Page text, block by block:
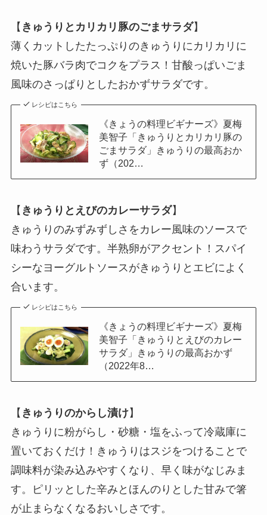
【 きゅうりとカリカリ豚のごまサラダ】
薄くカットしたたっぷりのきゅうりにカリカリに
焼いた豚バラ肉でコクをプラス！甘酸っぱいごま
風味のさっぱりとしたおかずサラダです。
レシピはこちら
《きょうの料理ビギナーズ》夏梅
美智子「きゅうりとカリカリ豚の
ごまサラダ」きゅうりの最高おか
ず（202…
【 きゅうりとえびのカレーサラダ】
きゅうりのみずみずしさをカレー風味のソースで
味わうサラダです。半熟卵がアクセント！スパイ
シーなヨーグルトソースがきゅうりとエビによく
合います。
レシピはこちら
《きょうの料理ビギナーズ》夏梅
美智子「きゅうりとえびのカレー
サラダ」きゅうりの最高おかず
（2022年8…
【 きゅうりのからし漬け】
きゅうりに粉がらし・砂糖・塩をふって冷蔵庫に
置いておくだけ！きゅうりはスジをつけることで
調味料が染み込みやすくなり、早く味がなじみま
す。ピリッとした辛みとほんのりとした甘みで箸
が止まらなくなるおいしさです。